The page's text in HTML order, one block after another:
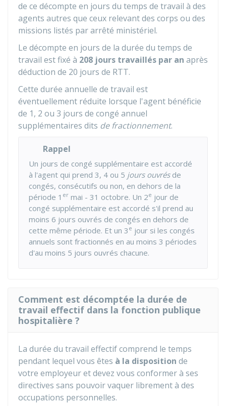
de ce décompte en jours du temps de travail à des
agents autres que ceux relevant des corps ou des
missions listés par arrêté ministériel.
Le décompte en jours de la durée du temps de
travail est fixé à 208 jours travaillés par an après
déduction de 20 jours de RTT.
Cette durée annuelle de travail est
éventuellement réduite lorsque l'agent bénéficie
de 1, 2 ou 3 jours de congé annuel
supplémentaires dits de fractionnement.
Rappel
Un jours de congé supplémentaire est accordé
à l'agent qui prend 3, 4 ou 5 jours ouvrésde
congés, consécutifs ou non, en dehors de la
période 1 er mai - 31 octobre. Un 2e jour de
congé supplémentaire est accordé s'il prend au
moins 6 jours ouvrés de congés en dehors de
cette même période. Et un 3 e jour si les congés
annuels sont fractionnés en au moins 3 périodes
d'au moins 5 jours ouvrés chacune.
Comment est décomptée la durée de
travail effectif dans la fonction publique
hospitalière ?
La durée du travail effectif comprend le temps
pendant lequel vous êtes à la disposition de
votre employeur et devez vous conformer à ses
directives sans pouvoir vaquer librement à des
occupations personnelles.